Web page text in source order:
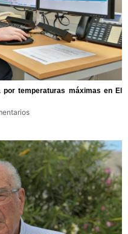
por temperaturas máximas en El